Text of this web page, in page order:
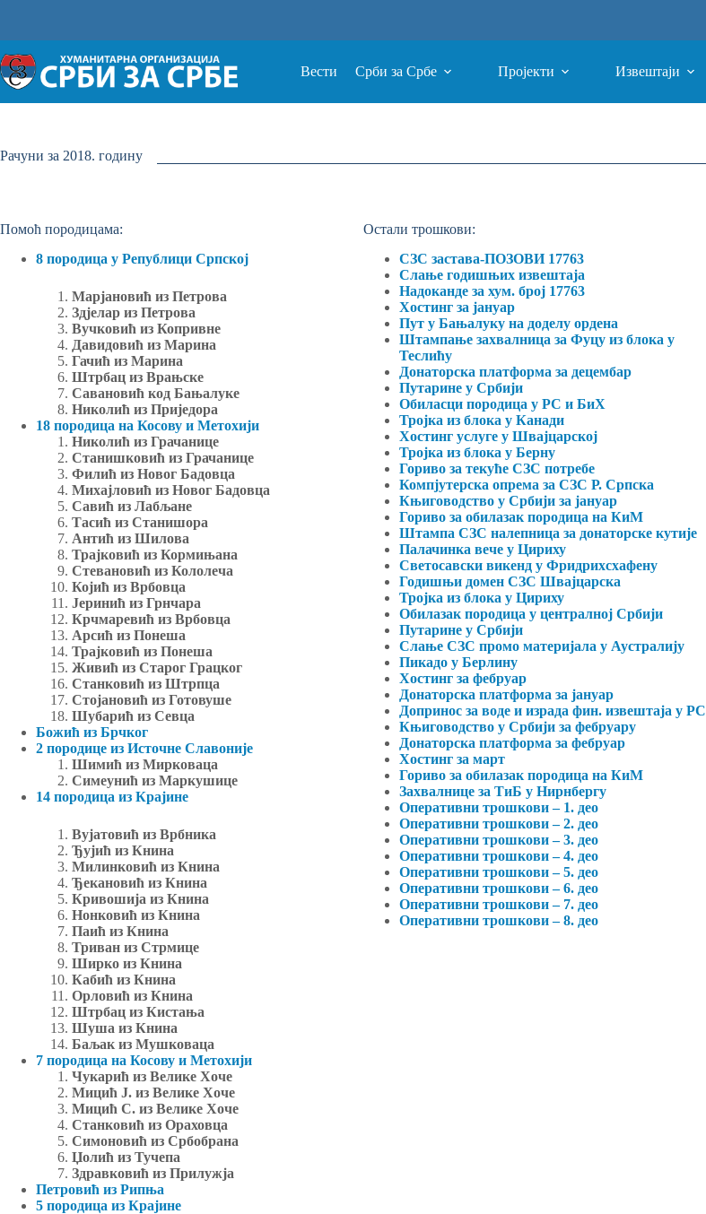
Вести Срби за Србе Пројекти Извештаји
Рачуни за 2018. годину
Помоћ породицама:
8 породица у Републици Српској
Марјановић из Петрова
Здјелар из Петрова
Вучковић из Копривне
Давидовић из Марина
Гачић из Марина
Штрбац из Врањске
Савановић код Бањалуке
Николић из Приједора
18 породица на Косову и Метохији
Николић из Грачанице
Станишковић из Грачанице
Филић из Новог Бадовца
Михајловић из Новог Бадовца
Савић из Лабљане
Тасић из Станишора
Антић из Шилова
Трајковић из Кормињана
Стевановић из Кололеча
Којић из Врбовца
Јеринић из Грнчара
Крчмаревић из Врбовца
Арсић из Понеша
Трајковић из Понеша
Живић из Старог Грацког
Станковић из Штрпца
Стојановић из Готовуше
Шубарић из Севца
Божић из Брчког
2 породице из Источне Славоније
Шимић из Мирковаца
Симеунић из Маркушице
14 породица из Крајине
Вујатовић из Врбника
Ђујић из Книна
Милинковић из Книна
Ђекановић из Книна
Кривошија из Книна
Нонковић из Книна
Паић из Книна
Триван из Стрмице
Ширко из Книна
Кабић из Книна
Орловић из Книна
Штрбац из Кистања
Шуша из Книна
Баљак из Мушковаца
7 породица на Косову и Метохији
Чукарић из Велике Хоче
Мицић Ј. из Велике Хоче
Мицић С. из Велике Хоче
Станковић из Ораховца
Симоновић из Србобрана
Џолић из Тучепа
Здравковић из Прилужја
Петровић из Рипња
5 породица из Крајине
Остали трошкови:
СЗС застава-ПОЗОВИ 17763
Слање годишњих извештаја
Надоканде за хум. број 17763
Хостинг за јануар
Пут у Бањалуку на доделу ордена
Штампање захвалница за Фуцу из блока у
Теслићу
Донаторска платформа за децембар
Путарине у Србији
Обиласци породица у РС и БиХ
Тројка из блока у Канади
Хостинг услуге у Швајцарској
Тројка из блока у Берну
Гориво за текуће СЗС потребе
Компјутерска опрема за СЗС Р. Српска
Књиговодство у Србији за јануар
Гориво за обилазак породица на КиМ
Штампа СЗС налепница за донаторске кутије
Палачинка вече у Цириху
Светосавски викенд у Фридрихсхафену
Годишњи домен СЗС Швајцарска
Тројка из блока у Цириху
Обилазак породица у централној Србији
Путарине у Србији
Слање СЗС промо материјала у Аустралију
Пикадо у Берлину
Хостинг за фебруар
Донаторска платформа за јануар
Допринос за воде и израда фин. извештаја у РС
Књиговодство у Србији за фебруару
Донаторска платформа за фебруар
Хостинг за март
Гориво за обилазак породица на КиМ
Захвалнице за ТиБ у Нирнбергу
Оперативни трошкови – 1. део
Оперативни трошкови – 2. део
Оперативни трошкови – 3. део
Оперативни трошкови – 4. део
Оперативни трошкови – 5. део
Оперативни трошкови – 6. део
Оперативни трошкови – 7. део
Оперативни трошкови – 8. део